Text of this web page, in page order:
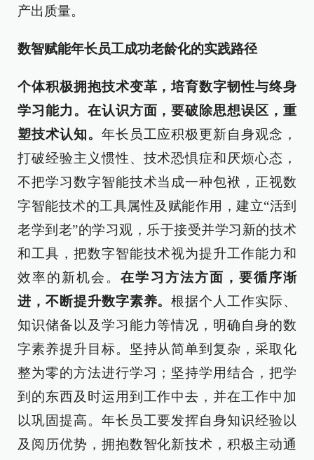
产出质量。
数智赋能年长员工成功老龄化的实践路径
个体积极拥抱技术变革，培育数字韧性与终身
学习能力。在认识方面，要破除思想误区，重
塑技术认知。 年长员工应积极更新自身观念，
打破经验主义惯性、技术恐惧症和厌烦心态，
不把学习数字智能技术当成一种包袱，正视数
字智能技术的工具属性及赋能作用，建立“活到
老学到老”的学习观，乐于接受并学习新的技术
和工具，把数字智能技术视为提升工作能力和
效率的新机会。在学习方法方面，要循序渐
进，不断提升数字素养。根据个人工作实际、
知识储备以及学习能力等情况，明确自身的数
字素养提升目标。坚持从简单到复杂，采取化
整为零的方法进行学习；坚持学用结合，把学
到的东西及时运用到工作中去，并在工作中加
以巩固提高。年长员工要发挥自身知识经验以
及阅历优势，拥抱数智化新技术，积极主动通